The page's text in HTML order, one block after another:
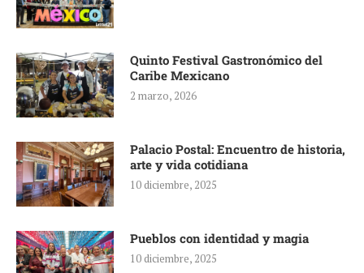
Quinto Festival Gastronómico del
Caribe Mexicano
2 marzo, 2026
Palacio Postal: Encuentro de historia,
arte y vida cotidiana
10 diciembre, 2025
Pueblos con identidad y magia
10 diciembre, 2025